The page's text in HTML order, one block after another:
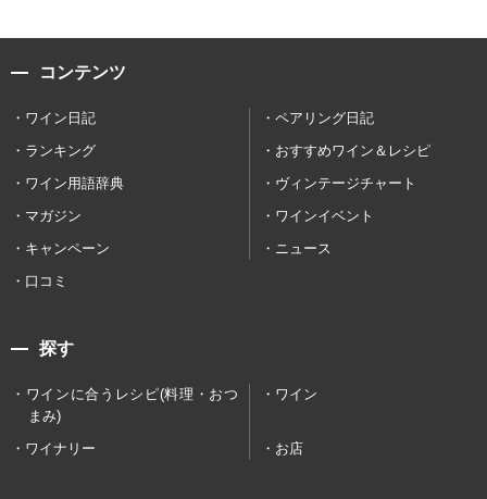
コンテンツ
ワイン日記
ペアリング日記
ランキング
おすすめワイン＆レシピ
ワイン用語辞典
ヴィンテージチャート
マガジン
ワインイベント
キャンペーン
ニュース
口コミ
探す
ワインに合うレシピ(料理・おつ
まみ)
ワイン
ワイナリー お店